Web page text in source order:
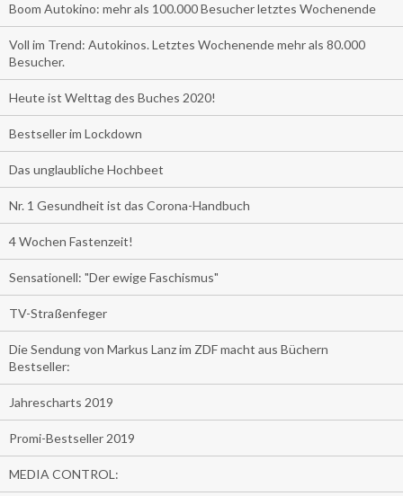
Boom Autokino: mehr als 100.000 Besucher letztes Wochenende
Voll im Trend: Autokinos. Letztes Wochenende mehr als 80.000
Besucher.
Heute ist Welttag des Buches 2020!
Bestseller im Lockdown
Das unglaubliche Hochbeet
Nr. 1 Gesundheit ist das Corona-Handbuch
4 Wochen Fastenzeit!
Sensationell: "Der ewige Faschismus"
TV-Straßenfeger
Die Sendung von Markus Lanz im ZDF macht aus Büchern
Bestseller:
Jahrescharts 2019
Promi-Bestseller 2019
MEDIA CONTROL: